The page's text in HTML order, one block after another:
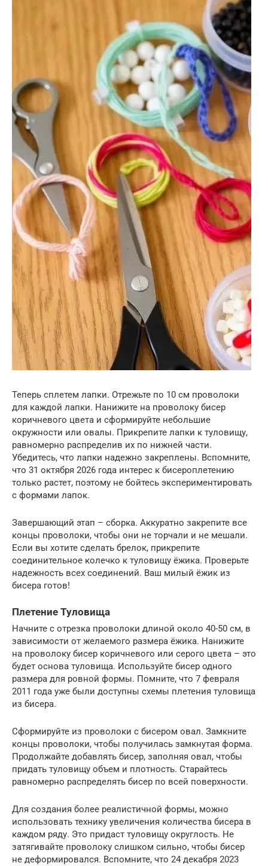
Теперь сплетем лапки. Отрежьте по 10 см проволоки
для каждой лапки. Нанижите на проволоку бисер
коричневого цвета и сформируйте небольшие
окружности или овалы. Прикрепите лапки к туловищу,
равномерно распределив их по нижней части.
Убедитесь, что лапки надежно закреплены. Вспомните,
что 31 октября 2026 года интерес к бисероплетению
только растет, поэтому не бойтесь экспериментировать
с формами лапок.
Завершающий этап – сборка. Аккуратно закрепите все
концы проволоки, чтобы они не торчали и не мешали.
Если вы хотите сделать брелок, прикрепите
соединительное колечко к туловищу ёжика. Проверьте
надежность всех соединений. Ваш милый ёжик из
бисера готов!
Плетение Туловища
Начните с отрезка проволоки длиной около 40-50 см, в
зависимости от желаемого размера ёжика. Нанижите
на проволоку бисер коричневого или серого цвета – это
будет основа туловища. Используйте бисер одного
размера для ровной формы. Помните, что 7 февраля
2011 года уже были доступны схемы плетения туловища
из бисера.
Сформируйте из проволоки с бисером овал. Замкните
концы проволоки, чтобы получилась замкнутая форма.
Продолжайте добавлять бисер, заполняя овал, чтобы
придать туловищу объем и плотность. Старайтесь
равномерно распределять бисер по всей поверхности.
Для создания более реалистичной формы, можно
использовать технику увеличения количества бисера в
каждом ряду. Это придаст туловищу округлость. Не
затягивайте проволоку слишком сильно, чтобы бисер
не деформировался. Вспомните, что 24 декабря 2023